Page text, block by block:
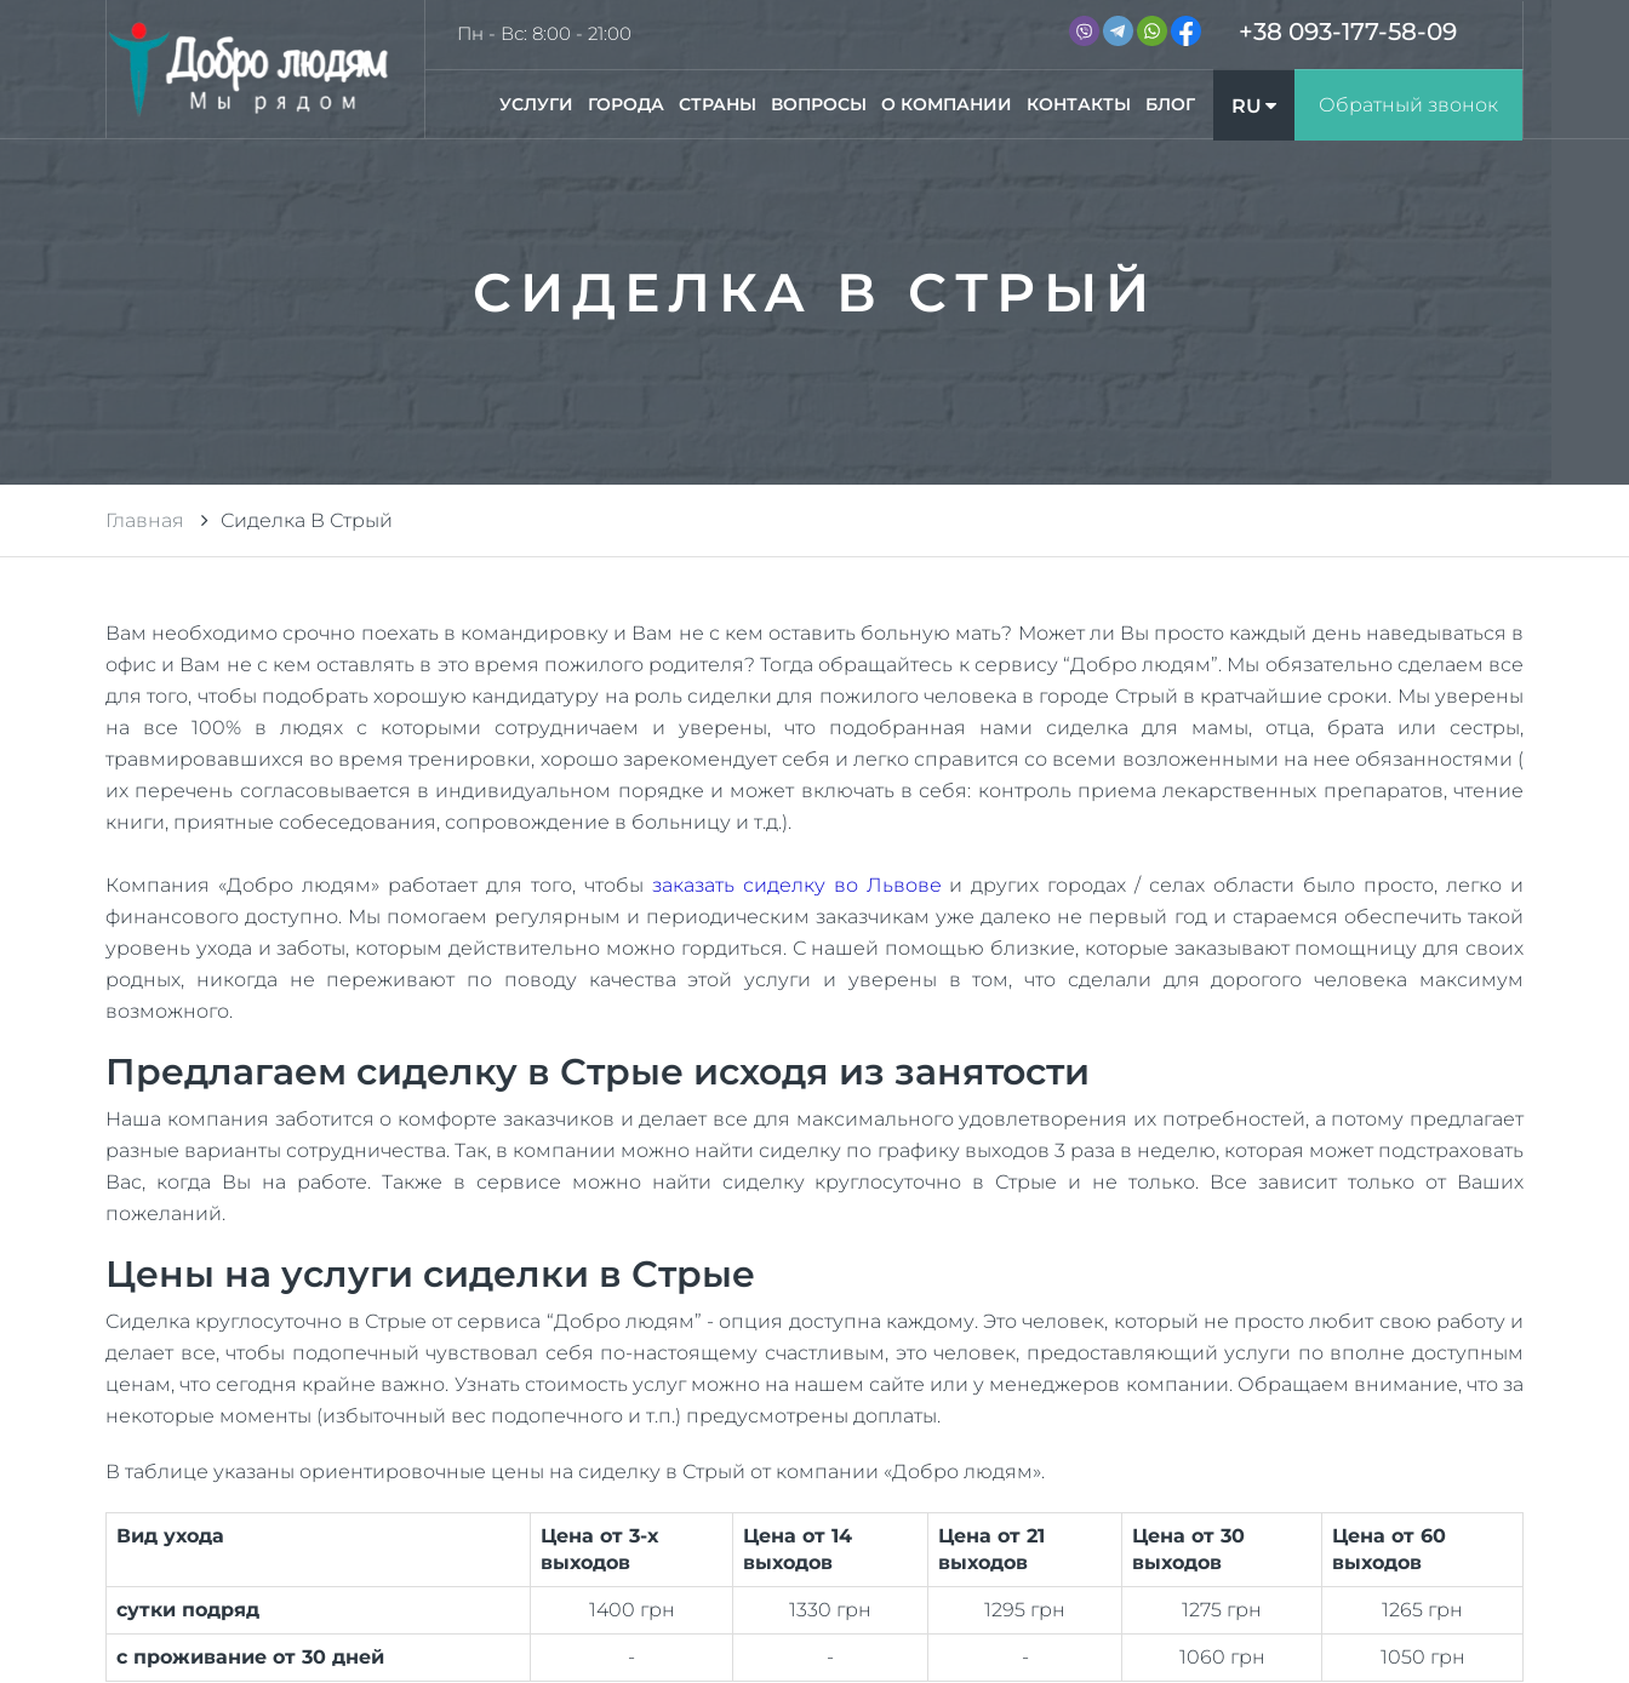
УСЛУГИ ГОРОДА СТРАНЫ ВОПРОСЫ О КОМПАНИИ КОНТАКТЫ БЛОГ RU Обратный звонок
+38 093-177-58-09
Пн - Вс: 8:00 - 21:00
СИДЕЛКА В СТРЫЙ
Главная Сиделка В Стрый
Вам необходимо срочно поехать в командировку и Вам не с кем оставить больную мать? Может ли Вы просто каждый день наведываться в
офис и Вам не с кем оставлять в это время пожилого родителя? Тогда обращайтесь к сервису “Добро людям”. Мы обязательно сделаем все
для того, чтобы подобрать хорошую кандидатуру на роль сиделки для пожилого человека в городе Стрый в кратчайшие сроки. Мы уверены
на все 100% в людях с которыми сотрудничаем и уверены, что подобранная нами сиделка для мамы, отца, брата или сестры,
травмировавшихся во время тренировки, хорошо зарекомендует себя и легко справится со всеми возложенными на нее обязанностями (
их перечень согласовывается в индивидуальном порядке и может включать в себя: контроль приема лекарственных препаратов, чтение
книги, приятные собеседования, сопровождение в больницу и т.д.).
Компания «Добро людям» работает для того, чтобы заказать сиделку во Львове и других городах / селах области было просто, легко и
финансового доступно. Мы помогаем регулярным и периодическим заказчикам уже далеко не первый год и стараемся обеспечить такой
уровень ухода и заботы, которым действительно можно гордиться. С нашей помощью близкие, которые заказывают помощницу для своих
родных, никогда не переживают по поводу качества этой услуги и уверены в том, что сделали для дорогого человека максимум
возможного.
Предлагаем сиделку в Стрые исходя из занятости
Наша компания заботится о комфорте заказчиков и делает все для максимального удовлетворения их потребностей, а потому предлагает
разные варианты сотрудничества. Так, в компании можно найти сиделку по графику выходов 3 раза в неделю, которая может подстраховать
Вас, когда Вы на работе. Также в сервисе можно найти сиделку круглосуточно в Стрые и не только. Все зависит только от Ваших
пожеланий.
Цены на услуги сиделки в Стрые
Сиделка круглосуточно в Стрые от сервиса “Добро людям” - опция доступна каждому. Это человек, который не просто любит свою работу и
делает все, чтобы подопечный чувствовал себя по-настоящему счастливым, это человек, предоставляющий услуги по вполне доступным
ценам, что сегодня крайне важно. Узнать стоимость услуг можно на нашем сайте или у менеджеров компании. Обращаем внимание, что за
некоторые моменты (избыточный вес подопечного и т.п.) предусмотрены доплаты.
В таблице указаны ориентировочные цены на сиделку в Стрый от компании «Добро людям».
Вид ухода
Цена от 3-х
выходов
Цена от 14
выходов
Цена от 21
выходов
Цена от 30
выходов
Цена от 60
выходов
сутки подряд 1400 грн 1330 грн 1295 грн 1275 грн 1265 грн
с проживание от 30 дней - - - 1060 грн 1050 грн